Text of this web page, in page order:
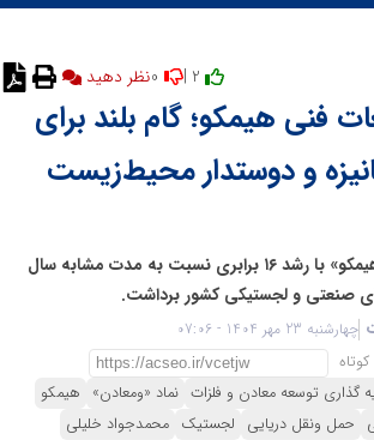
نظر دهید
فنی هیمکو؛ گام بلند برای
و دوستدار محیط‌زیست
در نیمه نخست سال ۱۴۰۴، پروژه عظیم «هیمکو» با رشد ۱۶ برابری نسبت به مدت مشابه سال
صنعتی و لجستیکی کشور برداشت.
چهارشنبه 23 مهر 1404 - 07:06
گذاری توسعه معادن و فلزات نماد «ومعادن» هیمکو
حمل ونقل دریایی لجستیک محمدجواد خلیلی